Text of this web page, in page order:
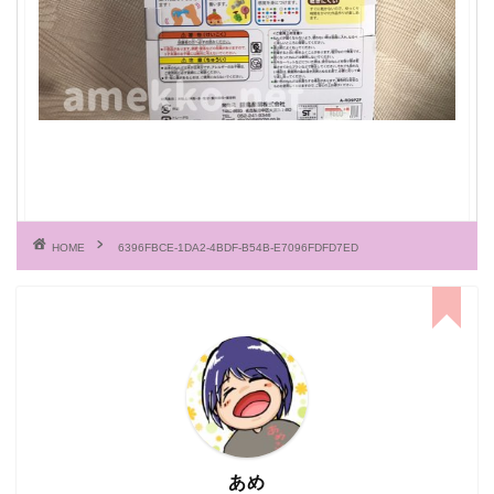
HOME 6396FBCE-1DA2-4BDF-B54B-E7096FDFD7ED
あめ